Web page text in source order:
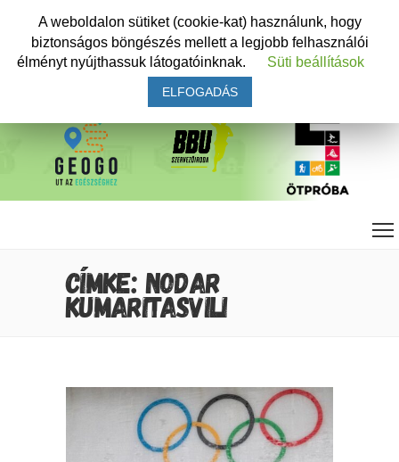
CÍMKE: NODAR
KUMARITASVILI
A weboldalon sütiket (cookie-kat) használunk, hogy
biztonságos böngészés mellett a legjobb felhasználói
élményt nyújthassuk látogatóinknak.
Süti beállítások
ELFOGADÁS